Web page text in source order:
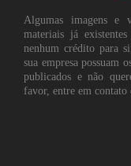
Algumas imagens e
materiais já
nenhum crédito para
sua empresa possuam
publicados e não
favor, entre em contato